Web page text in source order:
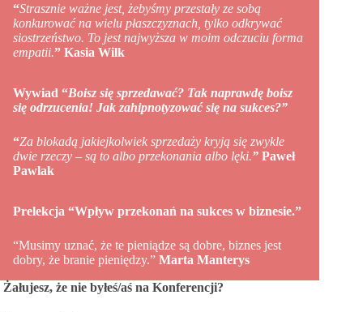
“Strasznie ważne jest, żebyśmy przestały ze sobą
konkurować na wielu płaszczyznach, tylko odkrywać
siostrzeństwo. To jest najwyższa w moim odczuciu forma
empatii.” Kasia Wilk
Wywiad “Boisz się sprzedawać? Tak naprawdę boisz
się odrzucenia! Jak zahipnotyzować się na sukces?”
“Za blokadą jakiejkolwiek sprzedaży kryją się zwykle
dwie rzeczy – są to albo przekonania albo lęki.” Paweł
Pawlak
Prelekcja “Wpływ przekonań na sukces w biznesie.”
“Musimy uznać, że te pieniądze są dobre, biznes jest
dobry, że branie pieniędzy.” Marta Manterys
Żałujesz, że nie byłeś/aś na Konferencji?